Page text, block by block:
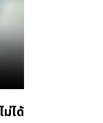
ได้